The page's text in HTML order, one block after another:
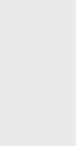
No. 53
Dulohupa